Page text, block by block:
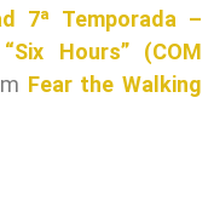
7ª Temporada –
Hours” (COM
Fear the Walking